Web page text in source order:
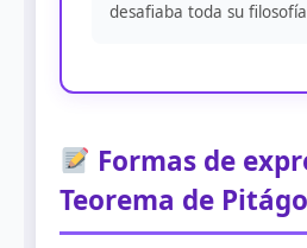
desafiaba toda su
Formas de
Teorema de